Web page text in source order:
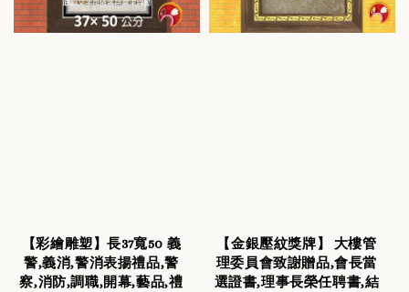
【彩繪雕塑】長37寬50 義
警,義消,警消表揚禮品,警
察,消防,調職,開幕,藝品,禮
【金銀壓紋獎牌】 大樓管
理委員會致謝贈品,會長當
選證書,理事長榮任聘書,結